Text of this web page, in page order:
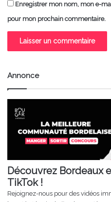
Enregistrer mon nom, mon e-
pour mon prochain commentaire.
Annonce
Découvrez Bordeaux
TikTok !
Rejoignez-nous pour des vidéos